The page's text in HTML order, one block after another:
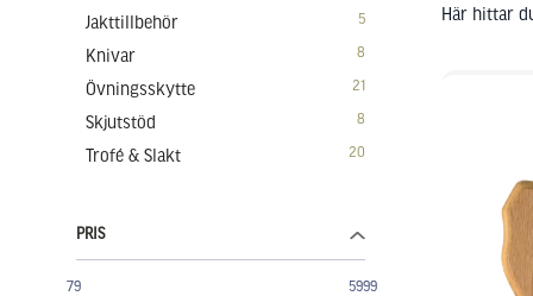
Jakttillbehör 5
Knivar 8
Övningsskytte 21
Skjutstöd 8
Trofé & Slakt 20
PRIS
79 5999
Här hittar